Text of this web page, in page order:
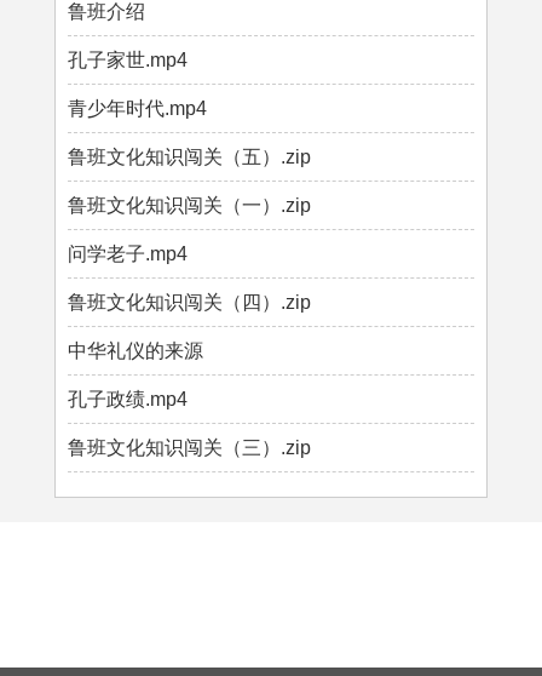
鲁班介绍
孔子家世.mp4
青少年时代.mp4
鲁班文化知识闯关（五）.zip
鲁班文化知识闯关（一）.zip
问学老子.mp4
鲁班文化知识闯关（四）.zip
中华礼仪的来源
孔子政绩.mp4
鲁班文化知识闯关（三）.zip